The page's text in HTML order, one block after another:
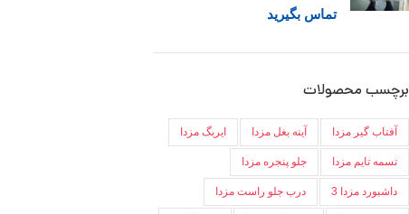
تماس بگیرید
برچسب محصولات
آفتاب گیر مزدا آینه بغل مزدا ایربگ مزدا
تسمه تایم مزدا جلو پنجره مزدا
داشبورد مزدا 3 درب جلو راست مزدا